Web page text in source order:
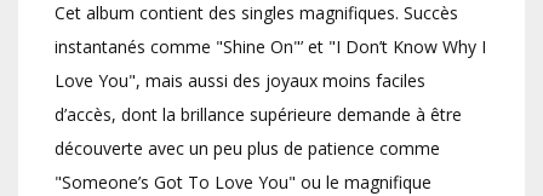
Cet album contient des singles magnifiques. Succès
instantanés comme "Shine On"’ et "I Don’t Know Why I
Love You", mais aussi des joyaux moins faciles
d’accès, dont la brillance supérieure demande à être
découverte avec un peu plus de patience comme
"Someone’s Got To Love You" ou le magnifique